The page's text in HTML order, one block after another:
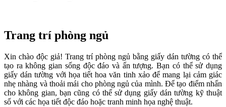
Trang trí phòng ngủ
Xin chào độc giả! Trang trí phòng ngủ bằng giấy dán tường có thể
tạo ra không gian sống độc đáo và ấn tượng. Bạn có thể sử dụng
giấy dán tường với họa tiết hoa văn tinh xảo để mang lại cảm giác
nhẹ nhàng và thoải mái cho phòng ngủ của mình. Để tạo điểm nhấn
cho không gian, bạn cũng có thể sử dụng giấy dán tường kỹ thuật
số với các họa tiết độc đáo hoặc tranh minh họa nghệ thuật.